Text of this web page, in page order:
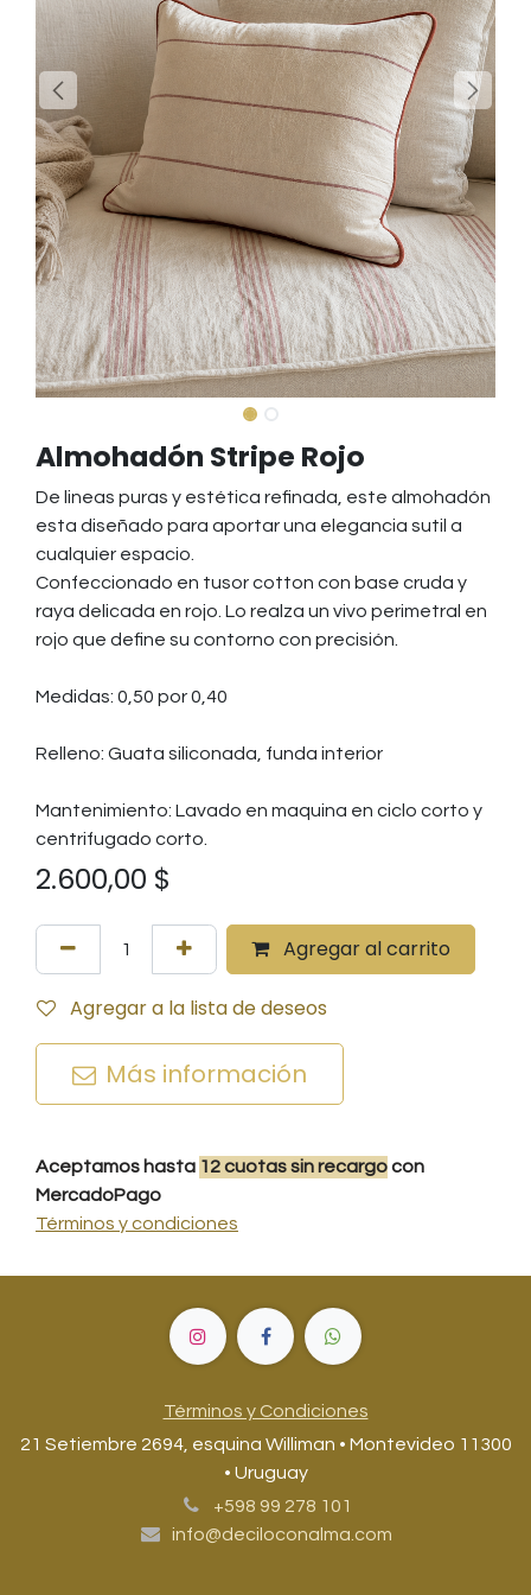
Almohadón Stripe Rojo
De lineas puras y estética refinada, este almohadón
esta diseñado para aportar una elegancia sutil a
cualquier espacio.
Confeccionado en tusor cotton con base cruda y
raya delicada en rojo. Lo realza un vivo perimetral en
rojo que define su contorno con precisión.
Medidas: 0,50 por 0,40
Relleno: Guata siliconada, funda interior
Mantenimiento: Lavado en maquina en ciclo corto y
centrifugado corto.
2.600,00 $
Agregar al carrito
Agregar a la lista de deseos
Más información
Aceptamos hasta 12cuotassin recargocon
MercadoPago
Términos y condiciones
Términos y Condiciones
21 Setiembre 2694, esquina Williman • Montevideo 11300
• Uruguay
+598 99 278 101
info@deciloconalma.com